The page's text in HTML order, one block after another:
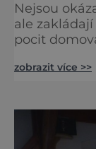
Nejsou
ale
pocit
lázeňské
nevšimne,
zobrazit více >>